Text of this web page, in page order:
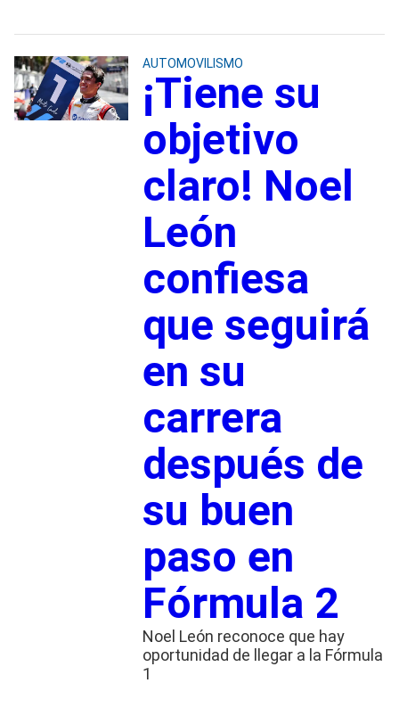
AUTOMOVILISMO
¡Tiene su
objetivo
claro! Noel
León
confiesa
que seguirá
en su
carrera
después de
su buen
paso en
Fórmula 2
Noel León reconoce que hay
oportunidad de llegar a la Fórmula
1